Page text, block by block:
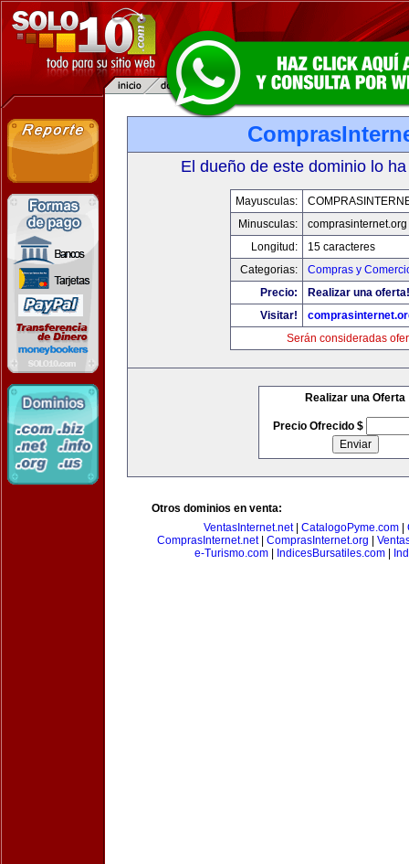
El dueño de este dominio lo
Mayusculas:
Minusculas:
comprasinternet.org
Longitud:
15 caracteres
Categorias:
Compras y
Precio:
Realizar una oferta!
Visitar!
Serán consideradas
Realizar una Oferta
Precio Ofrecido $
Otros dominios en venta:
VentasInternet.net| CatalogoPyme.com|
ComprasInternet.net| ComprasInternet.org
e-Turismo.com| IndicesBursatiles.com|